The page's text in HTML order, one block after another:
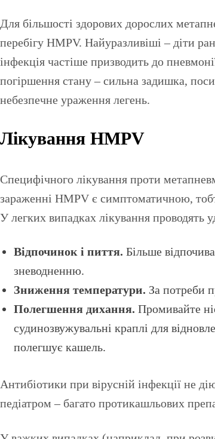
Для більшості здорових дорослих
перебігу HMPV. Найуразливіші – діти
інфекція частіше призводить до
погіршення стану – сильна задишка,
небезпечне ураження легень.
Лікування HMPV
Специфічного лікування проти
зараженні HMPV є симптоматичною,
У легких випадках лікування проводять
Відпочинок і пиття. Більше
зневодненню.
Зниження температури. За потреби
Полегшення дихання. Промивайте
судинозвужувальні краплі для
полегшує кашель.
Антибіотики при вірусній інфекції не
педіатром – багато протикашльових